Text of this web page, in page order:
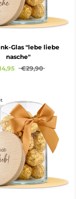
Glas "lebe liebe
nasche"
€29,90